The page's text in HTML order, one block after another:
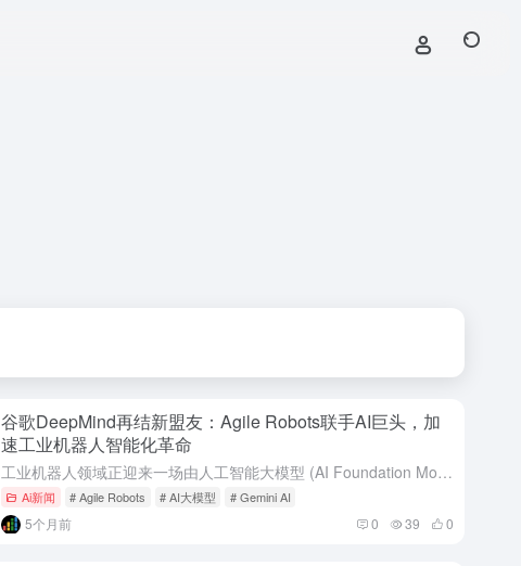
谷歌DeepMind再结新盟友：Agile Robots联手AI巨头，加
速工业机器人智能化革命
工业机器人领域正迎来一场由人工智能大模型 (AI Foundation Models)驱动的深刻变革。最新市场动态显示，全球领先的机器人解决方案提供商Agile Robots已与人工智能研究巨头Goo...
Ai新闻 # Agile Robots # AI大模型 # Gemini AI
5个月前 0 39 0